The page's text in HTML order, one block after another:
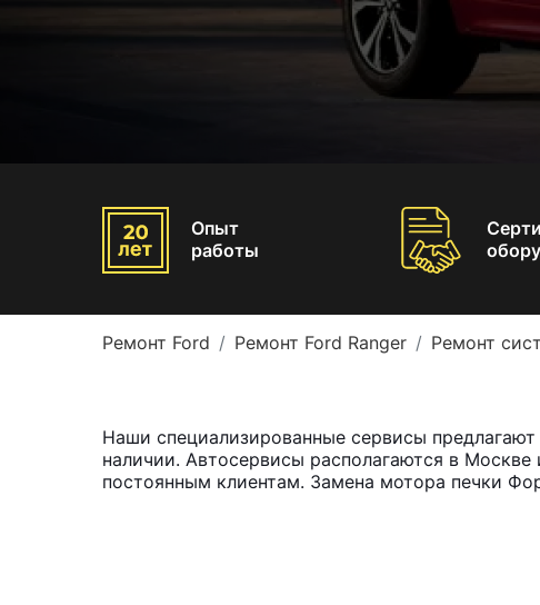
Опыт
работы
Ремонт Ford Ремонт Ford Ranger Ремонт
Наши специализированные сервисы
наличии. Автосервисы располагаются в
постоянным клиентам. Замена мотора печки